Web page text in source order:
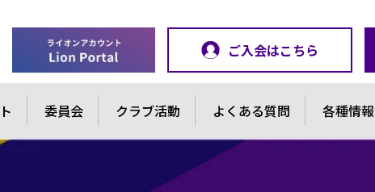
ご入会はこちら
委員会 クラブ活動 よくある質問 各種情報